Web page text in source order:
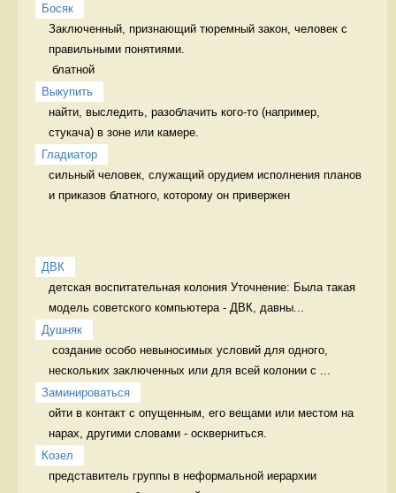
Босяк
Заключенный, признающий тюремный закон, человек с
правильными понятиями.
блатной
Выкупить
найти, выследить, разоблачить кого-то (например,
стукача) в зоне или камере.
Гладиатор
сильный человек, служащий орудием исполнения планов
и приказов блатного, которому он привержен
ДВК
детская воспитательная колония Уточнение: Была такая
модель советского компьютера - ДВК, давны...
Душняк
нескольких заключенных или для всей колонии с ...
Заминироваться
ойти в контакт с опущенным, его вещами или местом на
нарах, другими словами - оскверниться.
Козел
представитель группы в неформальной иерархии